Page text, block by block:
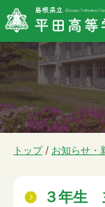
このページの本文へ
現
トップ/ お知らせ・
３年生